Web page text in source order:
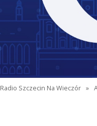
Radio Szczecin Na Wieczór »